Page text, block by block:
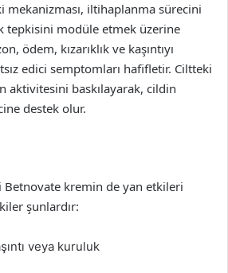
mekanizması, iltihaplanma sürecini
tepkisini modüle etmek üzerine
ödem, kızarıklık ve kaşıntıyı
edici semptomları hafifletir. Ciltteki
aktivitesini baskılayarak, cildin
destek olur.
kremin de yan etkileri
şunlardır:
veya kuruluk